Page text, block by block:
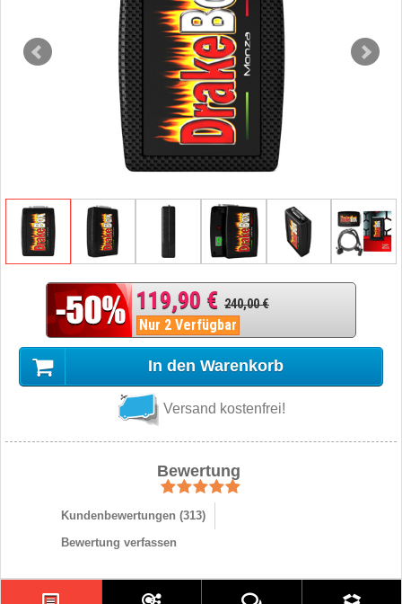
119,90 € 240,00 €
Nur 2 Verfügbar
In den Warenkorb
Versand kostenfrei!
Bewertung
Kundenbewertungen (313)
Bewertung verfassen